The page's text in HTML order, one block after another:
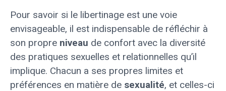
Pour savoir si le libertinage est une voie
envisageable, il est indispensable de réfléchir à
son propre niveau de confort avec la diversité
des pratiques sexuelles et relationnelles qu’il
implique. Chacun a ses propres limites et
préférences en matière de sexualité, et celles-ci